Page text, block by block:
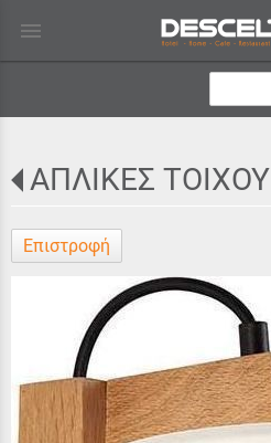
menu
ΑΠΛΙΚΕΣ ΤΟΙΧΟΥ
Επιστροφή